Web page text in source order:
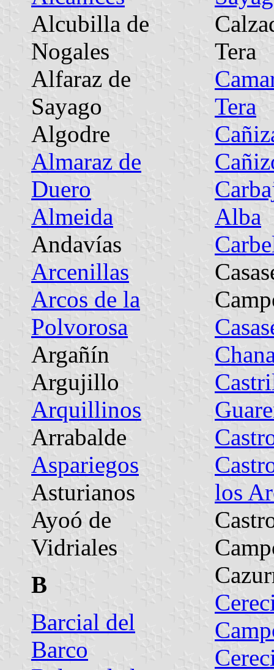
Alcubilla de
Nogales
Alfaraz de
Sayago
Algodre
Almaraz de
Duero
Almeida
Andavías
Arcenillas
Arcos de la
Polvorosa
Argañín
Argujillo
Arquillinos
Arrabalde
Aspariegos
Asturianos
Ayoó de
Vidriales
B
Barcial del
Barco
Tera
Tera
Alba
los